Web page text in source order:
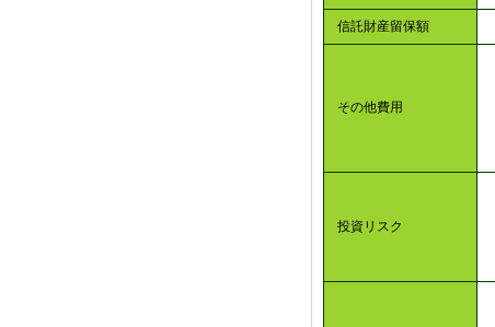
信託財産留保額
その他費用
投資リスク